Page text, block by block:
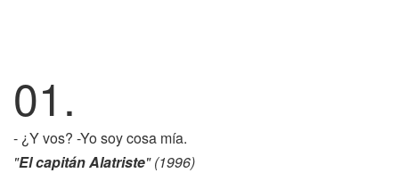
01.
- ¿Y vos? -Yo soy cosa mía.
"El capitán Alatriste" (1996)